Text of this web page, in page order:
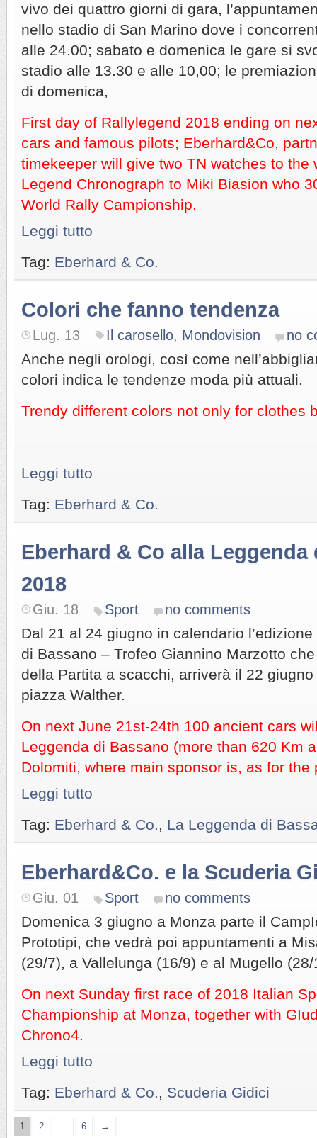
vivo dei quattro giorni di gara,
nello stadio di San Marino dove i
alle 24.00; sabato e domenica le gare si
stadio alle 13.30 e alle 10,00; le
di domenica,
First day of Rallylegend 2018 ending on
cars and famous pilots; Eberhard&Co,
timekeeper will give two TN watches to the
Legend Chronograph to Miki Biasion who
World Rally Campionship.
Leggi tutto
Tag: Eberhard & Co.
Colori che fanno tendenza
Lug. 13 Il carosello, Mondovision no
Anche negli orologi, così come
colori indica le tendenze moda più attuali.
Trendy different colors not only for clothes
Leggi tutto
Tag: Eberhard & Co.
Eberhard & Co alla Leggenda
2018
Giu. 18 Sport no comments
Dal 21 al 24 giugno in calendario
di Bassano – Trofeo Giannino Marzotto
della Partita a scacchi, arriverà il 22
piazza Walther.
On next June 21st-24th 100 ancient cars
Leggenda di Bassano (more than 620 Km
Dolomiti, where main sponsor is, as for the
Leggi tutto
Tag: Eberhard & Co. La Leggenda di
Eberhard&Co. e la Scuderia
Giu. 01 Sport no comments
Domenica 3 giugno a Monza parte il
Prototipi, che vedrà poi appuntamenti a
(29/7), a Vallelunga (16/9) e al Mugello (28/
On next Sunday first race of 2018 Italian
Championship at Monza, together with
Chrono4.
Leggi tutto
Tag: Eberhard & Co. Scuderia Gidici
1 2 6 →